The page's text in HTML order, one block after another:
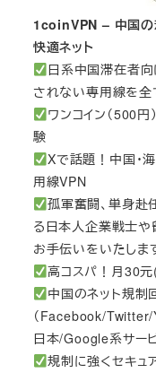
1coinVPN – 中国の
快適ネット
日系中国滞在者向
されない専用線を全
ワンコイン（500円
験
Xで話題！中国・
用線VPN
孤軍奮闘、単身赴
る日本人企業戦士
お手伝いをいたしま
高コスパ！月30
中国のネット規制
（Facebook/
日本/Google系サー
規制に強くセキュ